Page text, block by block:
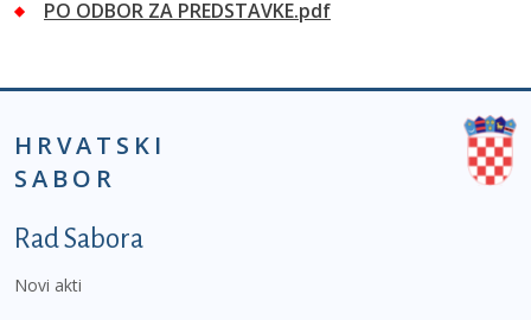
PO ODBOR ZA PREDSTAVKE.pdf
HRVATSKI
SABOR
Podnožje prvi izbornik
Rad Sabora
Novi akti